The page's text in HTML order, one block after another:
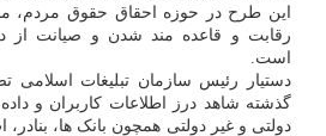
این طرح در حوزه احقاق حقوق مردم،
رقابت و قاعده مند شدن و صیانت از
است.
دستیار رئیس سازمان تبلیغات
گذشته شاهد درز اطلاعات کاربران و
دولتی و غیر دولتی همچون بانک ها، بنادر،